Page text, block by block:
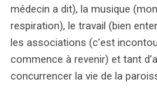
médecin a dit), la musique
respiration), le travail (bien
les associations (c’est
commence à revenir) et tant
concurrencer la vie de la